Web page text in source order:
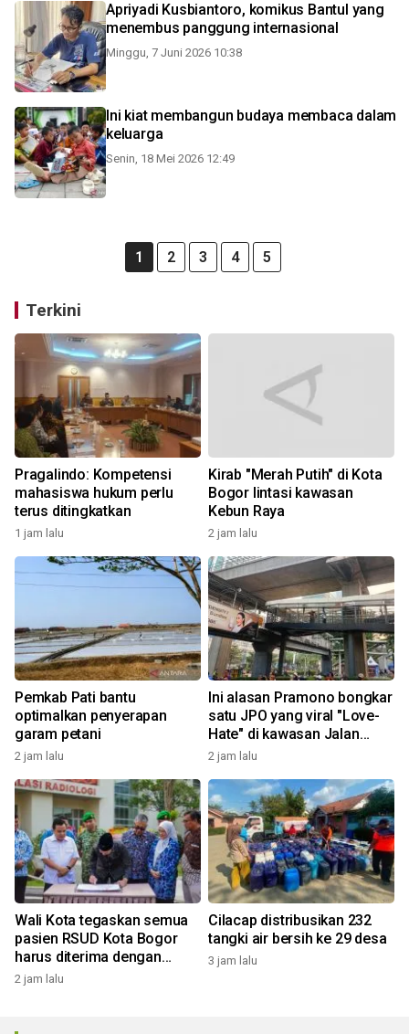
Apriyadi Kusbiantoro, komikus Bantul yang
menembus panggung internasional
Minggu, 7 Juni 2026 10:38
Ini kiat membangun budaya membaca dalam
keluarga
Senin, 18 Mei 2026 12:49
1 2 3 4 5
Terkini
Pragalindo: Kompetensi
mahasiswa hukum perlu
terus ditingkatkan
1 jam lalu
Kirab "Merah Putih" di Kota
Bogor lintasi kawasan
Kebun Raya
2 jam lalu
Pemkab Pati bantu
optimalkan penyerapan
garam petani
2 jam lalu
Ini alasan Pramono bongkar
satu JPO yang viral "Love-
Hate" di kawasan Jalan
Rasuna Said
2 jam lalu
Wali Kota tegaskan semua
pasien RSUD Kota Bogor
harus diterima dengan
profesional
2 jam lalu
Cilacap distribusikan 232
tangki air bersih ke 29 desa
3 jam lalu